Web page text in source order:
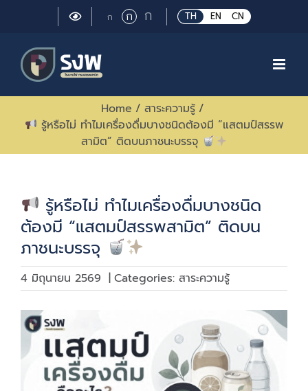
TH EN CN
กSmall
กRegular
font
ก Large
font
Home / สาระความรู้ /
รู้หรือไม่ ทำไมเครื่องดื่มบางชนิดต้องมี “แสตมป์สรรพ
สามิต” ติดบนภาชนะบรรจุ
รู้หรือไม่ ทำไมเครื่องดื่มบางชนิด
ต้องมี “แสตมป์สรรพสามิต” ติดบน
ภาชนะบรรจุ
4 มิถุนายน 2569 | Categories: สาระความรู้